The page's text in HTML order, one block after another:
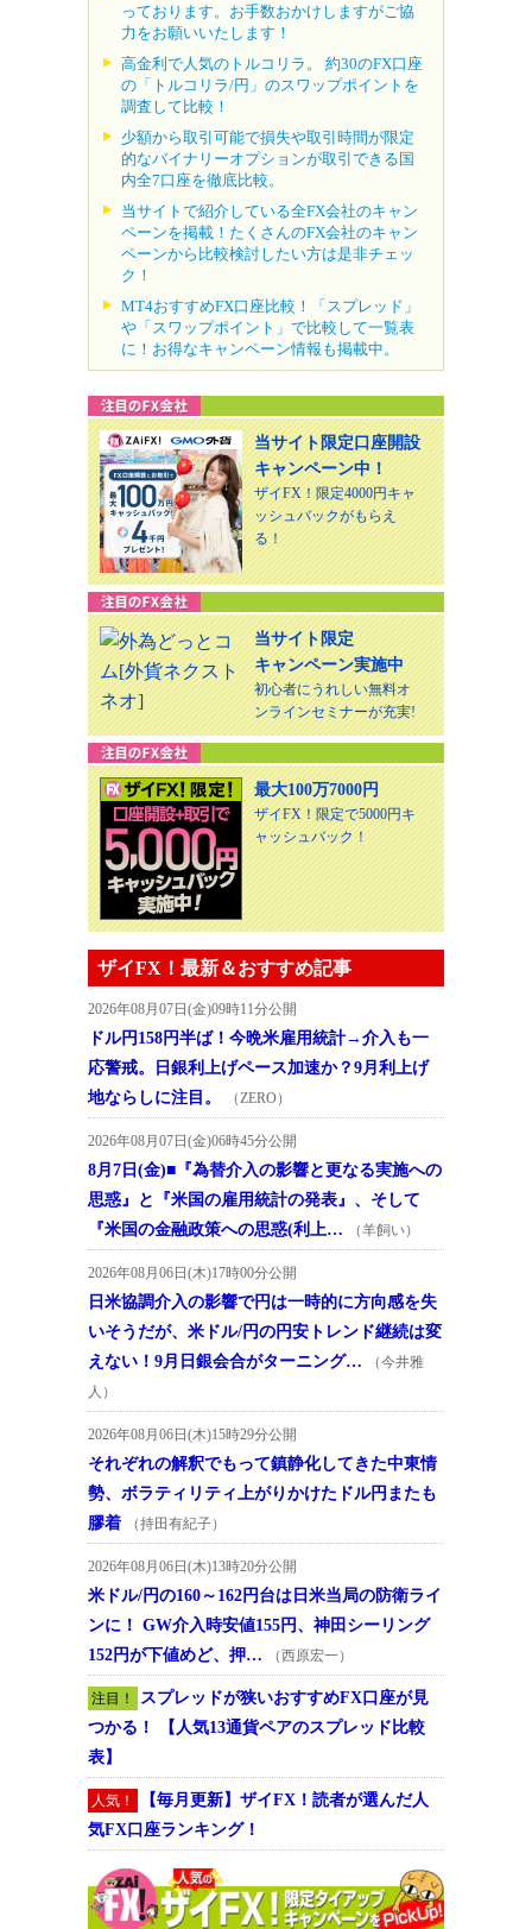
っております。お手数おかけしますがご協
力をお願いいたします！
高金利で人気のトルコリラ。 約30のFX口座
の「トルコリラ/円」のスワップポイントを
調査して比較！
少額から取引可能で損失や取引時間が限定
的なバイナリーオプションが取引できる国
内全7口座を徹底比較。
当サイトで紹介している全FX会社のキャン
ペーンを掲載！たくさんのFX会社のキャン
ペーンから比較検討したい方は是非チェッ
ク！
MT4おすすめFX口座比較！「スプレッド」
や「スワップポイント」で比較して一覧表
に！お得なキャンペーン情報も掲載中。
当サイト限定口座開設
キャンペーン中！
ザイFX！限定4000円キャ
ッシュバックがもらえ
る！
当サイト限定
キャンペーン実施中
初心者にうれしい無料オ
ンラインセミナーが充実!
最大100万7000円
ザイFX！限定で5000円キ
ャッシュバック！
ザイFX！最新＆おすすめ記事
2026年08月07日(金)09時11分公開
ドル円158円半ば！今晩米雇用統計→介入も一
応警戒。日銀利上げペース加速か？9月利上げ
地ならしに注目。
（ZERO）
2026年08月07日(金)06時45分公開
8月7日(金)■『為替介入の影響と更なる実施への
思惑』と『米国の雇用統計の発表』、そして
『米国の金融政策への思惑(利上…
（羊飼い）
2026年08月06日(木)17時00分公開
日米協調介入の影響で円は一時的に方向感を失
いそうだが、米ドル/円の円安トレンド継続は変
えない！9月日銀会合がターニング…
（今井雅
人）
2026年08月06日(木)15時29分公開
それぞれの解釈でもって鎮静化してきた中東情
勢、ボラティリティ上がりかけたドル円またも
膠着
（持田有紀子）
2026年08月06日(木)13時20分公開
米ドル/円の160～162円台は日米当局の防衛ライ
ンに！ GW介入時安値155円、神田シーリング
152円が下値めど、押…
（西原宏一）
注目！
スプレッドが狭いおすすめFX口座が見
つかる！ 【人気13通貨ペアのスプレッド比較
表】
人気！
【毎月更新】ザイFX！読者が選んだ人
気FX口座ランキング！